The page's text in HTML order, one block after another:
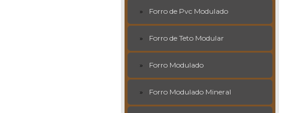
Forro de Pvc Modulado
Forro de Teto Modular
Forro Modulado
Forro Modulado Mineral